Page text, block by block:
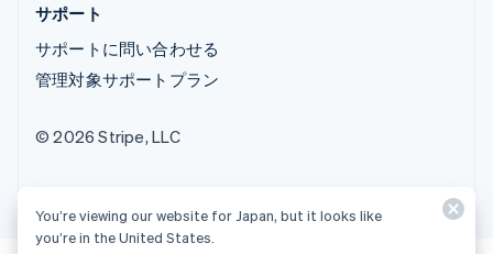
サポート
サポートに問い合わせる
管理対象サポートプラン
© 2026 Stripe, LLC
You’re viewing our website for Japan, but it looks like
you’re in the United States.